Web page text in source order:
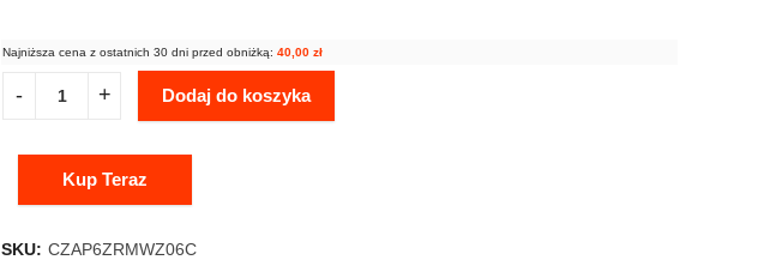
Najniższa cena z ostatnich 30 dni przed obniżką: 40,00 zł
Dodaj do koszyka
Kup Teraz
SKU: CZAP6ZRMWZ06C